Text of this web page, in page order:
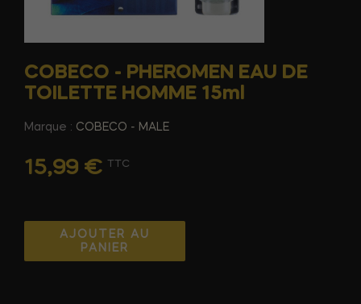
COBECO - PHEROMEN EAU DE
TOILETTE HOMME 15ml
Marque : COBECO - MALE
15,99 € TTC
AJOUTER AU
PANIER